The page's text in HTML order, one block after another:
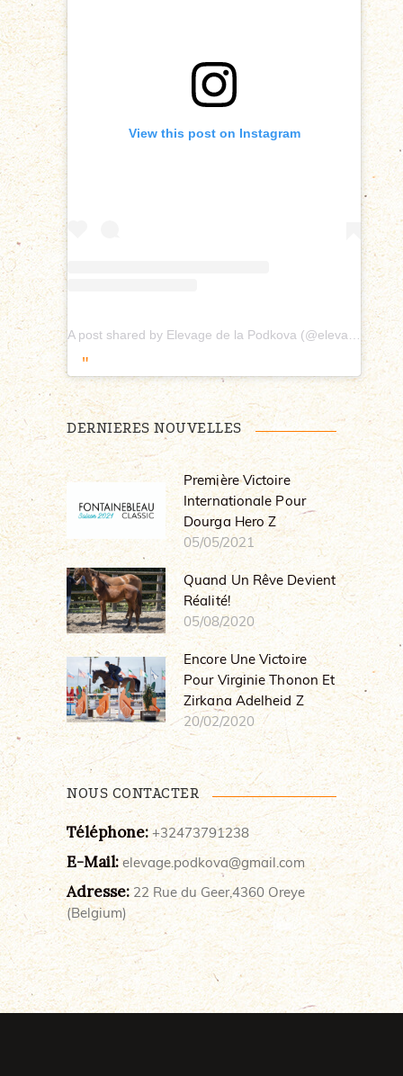
View this post on Instagram
DERNIERES NOUVELLES
Première Victoire
Internationale Pour
Dourga Hero Z
05/05/2021
Quand Un Rêve Devient
Réalité!
05/08/2020
Encore Une Victoire
Pour Virginie Thonon Et
Zirkana Adelheid Z
20/02/2020
NOUS CONTACTER
Téléphone: +32473791238
E-Mail: elevage.podkova@gmail.com
Adresse: 22 Rue du Geer,4360 Oreye
(Belgium)